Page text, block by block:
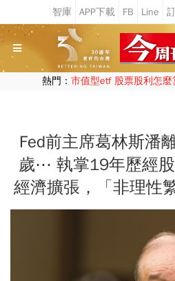
熱門： 市值型etf 股票股利怎麼
Fed前主席葛林斯潘
歲⋯ 執掌19年歷經股
經濟擴張，「非理性